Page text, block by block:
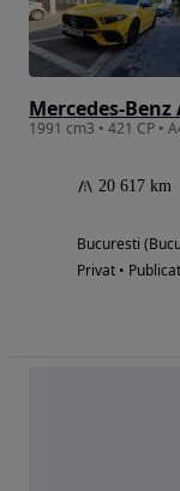
20 617 km
Bucuresti
Privat • Publicat